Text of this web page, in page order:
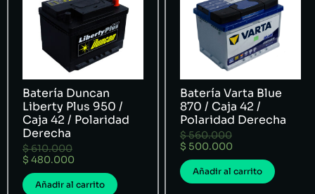
Batería Duncan
Liberty Plus 950 /
Caja 42 / Polaridad
Derecha
$610.000
$ 480.000
Añadir al carrito
Batería Varta Blue
870 / Caja 42 /
Polaridad Derecha
$560.000
$ 500.000
Añadir al carrito